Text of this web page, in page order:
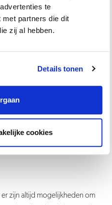
te
met partners die dit
zij al hebben.
Details tonen
cookies
te horen dat het
op is. Wat doe je?
er zijn altijd mogelijkheden om